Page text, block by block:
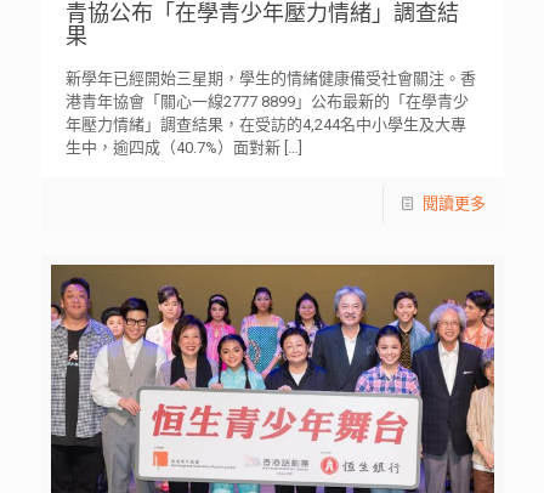
青協公布「在學青少年壓力情緒」調查結
果
新學年已經開始三星期，學生的情緒健康備受社會關注。香
港青年協會「關心一線2777 8899」公布最新的「在學青少
年壓力情緒」調查結果，在受訪的4,244名中小學生及大專
生中，逾四成（40.7%）面對新[…]
閱讀更多